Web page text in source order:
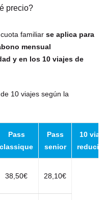
precio?
familiarse aplica para
mensual
y en los 10 viajes de
10 viajes según la
Pass
classique
Pass
senior
10
38,50€ 28,10€